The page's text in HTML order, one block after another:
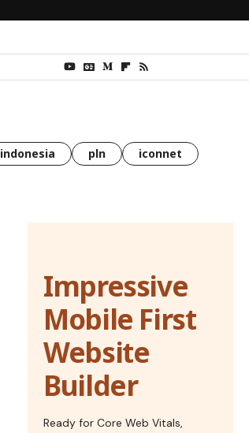
indonesia pln
iconnet
Impressive
Mobile First
Website
Builder
Ready for Core Web Vitals,